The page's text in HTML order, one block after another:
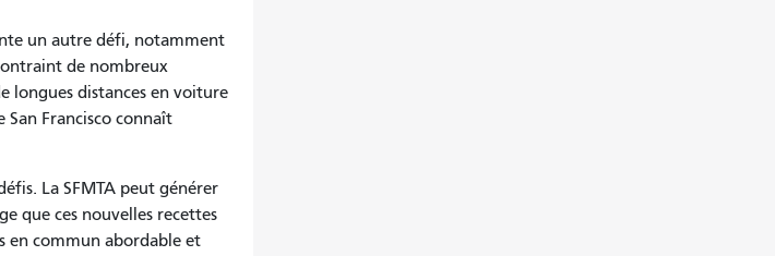
un autre défi, notamment
de nombreux
longues distances en voiture
Francisco connaît
La SFMTA peut générer
que ces nouvelles recettes
en commun abordable et